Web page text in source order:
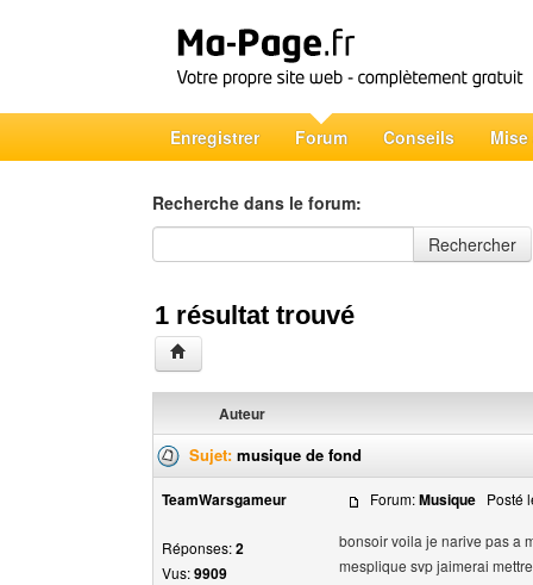
Enregistrer Forum Conseils Mise
Recherche dans le forum:
Recherche dans le forum
Rechercher
1 résultat trouvé
Auteur
Sujet: musique de fond
TeamWarsgameur
Réponses:2
Vus:9909
Forum:Musique Posté
bonsoir voila je narive pas a
mesplique svp jaimerai